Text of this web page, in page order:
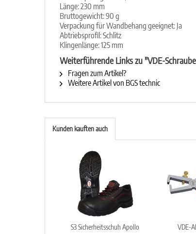
Länge: 230 mm
Bruttogewicht: 90 g
Verpackung für Wandbehang geeignet: Ja
Abtriebsprofil: Schlitz
Klingenlänge: 125 mm
Weiterführende Links zu "VDE-
Fragen zum Artikel?
Weitere Artikel von BGS technic
Kunden kauften auch
S3 Sicherheitsschuh Apollo VDE-